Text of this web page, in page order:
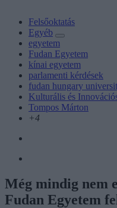
Felsőoktatás
Egyéb
egyetem
Fudan Egyetem
kínai egyetem
parlamenti kérdések
fudan hungary
Kulturális és
Tompos Márton
+4
Még mindig nem
Fudan Egyetem